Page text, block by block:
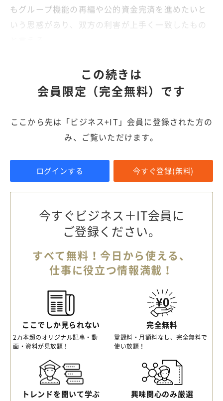
もグループ機能の再編や公的資金完済を進めたいと
いう思惑があり、双方の利害が上手く一致したもの
この続きは
会員限定（完全無料）です
ここから先は「ビジネス+IT」会員に登録された方の
み、ご覧いただけます。
ログインする 今すぐ登録(無料)
今すぐビジネス＋IT会員に
ご登録ください。
すべて無料！今日から使える、
仕事に役立つ情報満載！
ここでしか見られない
2万本超のオリジナル記事・動
画・資料が見放題！
完全無料
登録料・月額料なし、完全無料で
使い放題！
トレンドを聞いて学ぶ 興味関心のみ厳選